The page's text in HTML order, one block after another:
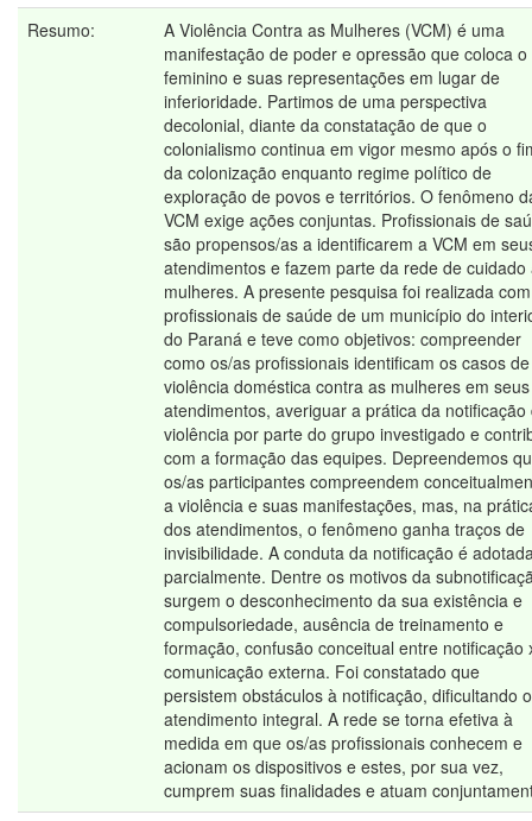
Resumo:
A Violência Contra as Mulheres (VCM) é uma
manifestação de poder e opressão que coloca o
feminino e suas representações em lugar de
inferioridade. Partimos de uma perspectiva
decolonial, diante da constatação de que o
colonialismo continua em vigor mesmo após o
da colonização enquanto regime político de
exploração de povos e territórios. O fenômeno
VCM exige ações conjuntas. Profissionais de
são propensos/as a identificarem a VCM em
atendimentos e fazem parte da rede de cuidado
mulheres. A presente pesquisa foi realizada
profissionais de saúde de um município do
do Paraná e teve como objetivos: compreender
como os/as profissionais identificam os casos de
violência doméstica contra as mulheres em seus
atendimentos, averiguar a prática da notificação
violência por parte do grupo investigado e
com a formação das equipes. Depreendemos
os/as participantes compreendem
a violência e suas manifestações, mas, na
dos atendimentos, o fenômeno ganha traços de
invisibilidade. A conduta da notificação é
parcialmente. Dentre os motivos da
surgem o desconhecimento da sua existência e
compulsoriedade, ausência de treinamento e
formação, confusão conceitual entre notificação
comunicação externa. Foi constatado que
persistem obstáculos à notificação, dificultando o
atendimento integral. A rede se torna efetiva à
medida em que os/as profissionais conhecem e
acionam os dispositivos e estes, por sua vez,
cumprem suas finalidades e atuam